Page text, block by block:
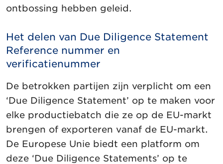
ontbossing hebben geleid.
Het delen van Due Diligence Statement
Reference nummer en
verificatienummer
De betrokken partijen zijn verplicht om een
‘Due Diligence Statement’ op te maken voor
elke productiebatch die ze op de EU-markt
brengen of exporteren vanaf de EU-markt.
De Europese Unie biedt een platform om
deze ‘Due Diligence Statements’ op te